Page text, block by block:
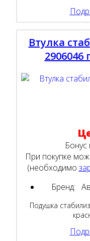
Втулка
2906046
Бонус
При покупке
(необходимо
Бренд:
Подушка